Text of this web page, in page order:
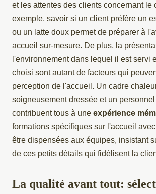
et les attentes des clients concernant le
exemple, savoir si un client préfère un
ou un latte doux permet de préparer à
accueil sur-mesure. De plus, la
l'environnement dans lequel il est servi
choisi sont autant de facteurs qui
perception de l'accueil. Un cadre
soigneusement dressée et un
contribuent tous à une expérience
formations spécifiques sur l'accueil
être dispensées aux équipes, insistant
de ces petits détails qui fidélisent la
La qualité avant tout: